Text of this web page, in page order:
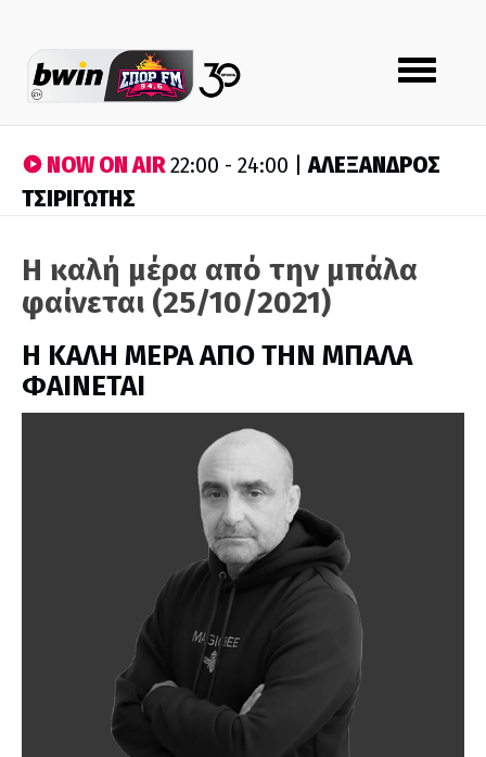
Toggle
navigation
NOW ON AIR22:00 - 24:00 |ΑΛΕΞΑΝΔΡΟΣ
ΤΣΙΡΙΓΩΤΗΣ
Η καλή μέρα από την μπάλα
φαίνεται (25/10/2021)
H ΚΑΛΗ ΜΕΡΑ ΑΠΟ ΤΗΝ ΜΠΑΛΑ
ΦΑΙΝΕΤΑΙ